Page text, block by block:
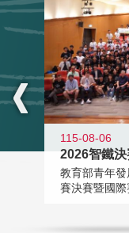
115-08-06
2026智鐵
教育部青年
賽決賽暨國際